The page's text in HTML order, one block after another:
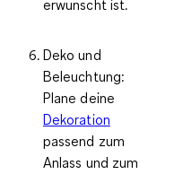
erwünscht ist.
Deko und
Beleuchtung:
Plane deine
Dekoration
passend zum
Anlass und zum